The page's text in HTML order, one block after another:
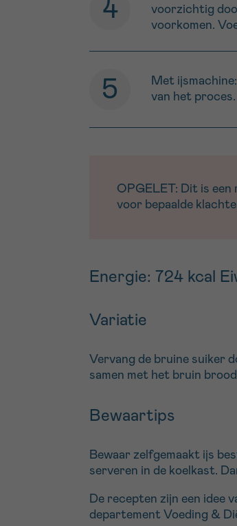
voorzichtig
voorkomen.
Met
van het proces.
OPGELET: Dit is
voor bepaalde
Energie: 724 kcal
Variatie
Vervang de bruine suiker
samen met het bruin
Bewaartips
Bewaar zelfgemaakt ijs
serveren in de koelkast.
De recepten zijn een idee
departement Voeding &